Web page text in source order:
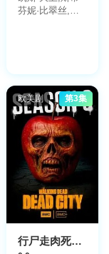
芬妮·比翠丝,吉
欧美剧 第3集
行尸走肉死亡之城第三季